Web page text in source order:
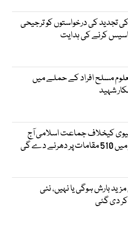
تجدید کی درخواستوں کو ترجیحی
کرنے کی ہدایت
مسلح افراد کے حملے میں
شہید
لیوی کیخلاف جماعت اسلامی آج
دے گی
بارش ہوگی یا نہیں، نئی
دی گئی